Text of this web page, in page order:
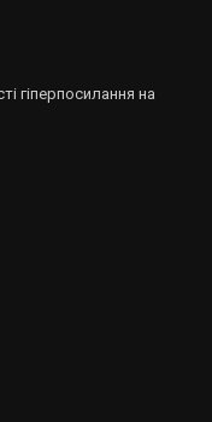
гіперпосилання на